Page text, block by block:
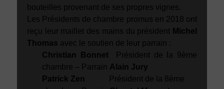
bouteilles provenant de ses propres vignes.
Les Présidents de chambre promus en 2018 ont
reçu leur maillet des mains du président Michel
Thomas avec le soutien de leur parrain :
Christian BonnetPrésident de la 9ème
chambre – Parrain Alain Jury
Patrick Zen
Président de la 8ème